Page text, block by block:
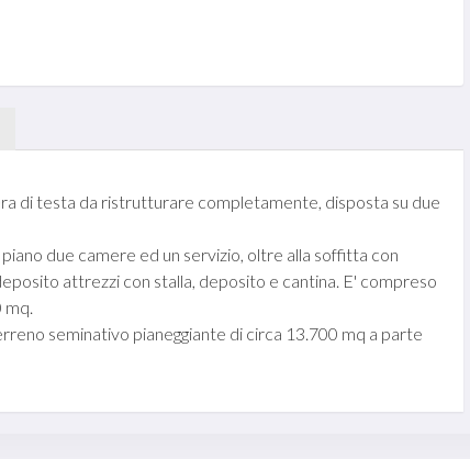
di testa da ristrutturare completamente, disposta su due
due camere ed un servizio, oltre alla soffitta con
attrezzi con stalla, deposito e cantina. E' compreso
seminativo pianeggiante di circa 13.700 mq a parte